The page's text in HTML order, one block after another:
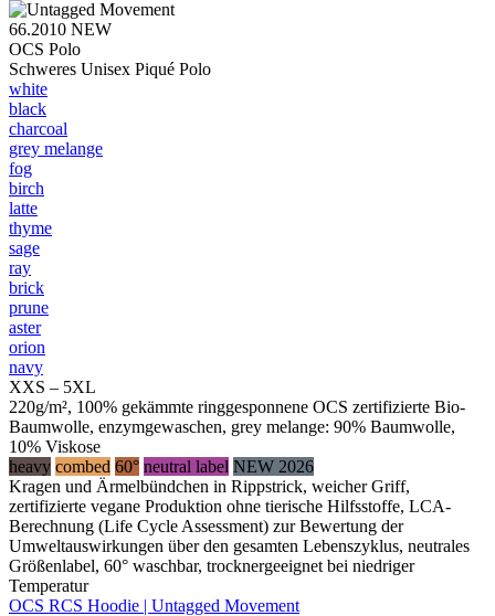
66.2010 NEW
OCS Polo
Schweres Unisex Piqué Polo
white
black
charcoal
grey melange
fog
birch
latte
thyme
sage
ray
brick
prune
aster
orion
navy
XXS – 5XL
220g/m², 100% gekämmte ringgesponnene OCS zertifizierte Bio-
Baumwolle, enzymgewaschen, grey melange: 90% Baumwolle,
10% Viskose
heavy combed 60° neutral label NEW 2026
Kragen und Ärmelbündchen in Rippstrick, weicher Griff,
zertifizierte vegane Produktion ohne tierische Hilfsstoffe, LCA-
Berechnung (Life Cycle Assessment) zur Bewertung der
Umweltauswirkungen über den gesamten Lebenszyklus, neutrales
Größenlabel, 60° waschbar, trocknergeeignet bei niedriger
Temperatur
OCS RCS Hoodie | Untagged Movement